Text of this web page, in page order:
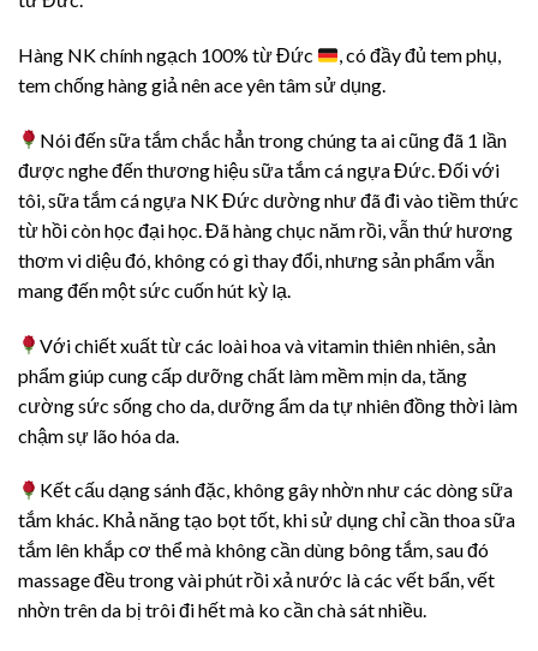
Hàng NK chính ngạch 100% từ Đức
, có đầy đủ tem phụ,
tem chống hàng giả nên ace yên tâm sử dụng.
Nói đến sữa tắm chắc hẳn trong chúng ta ai cũng đã 1 lần
được nghe đến thương hiệu sữa tắm cá ngựa Đức. Đối với
tôi, sữa tắm cá ngựa NK Đức dường như đã đi vào tiềm thức
từ hồi còn học đại học. Đã hàng chục năm rồi, vẫn thứ hương
thơm vi diệu đó, không có gì thay đổi, nhưng sản phẩm vẫn
mang đến một sức cuốn hút kỳ lạ.
Với chiết xuất từ các loài hoa và vitamin thiên nhiên, sản
phẩm giúp cung cấp dưỡng chất làm mềm mịn da, tăng
cường sức sống cho da, dưỡng ẩm da tự nhiên đồng thời làm
chậm sự lão hóa da.
Kết cấu dạng sánh đặc, không gây nhờn như các dòng sữa
tắm khác. Khả năng tạo bọt tốt, khi sử dụng chỉ cần thoa sữa
tắm lên khắp cơ thể mà không cần dùng bông tắm, sau đó
massage đều trong vài phút rồi xả nước là các vết bẩn, vết
nhờn trên da bị trôi đi hết mà ko cần chà sát nhiều.